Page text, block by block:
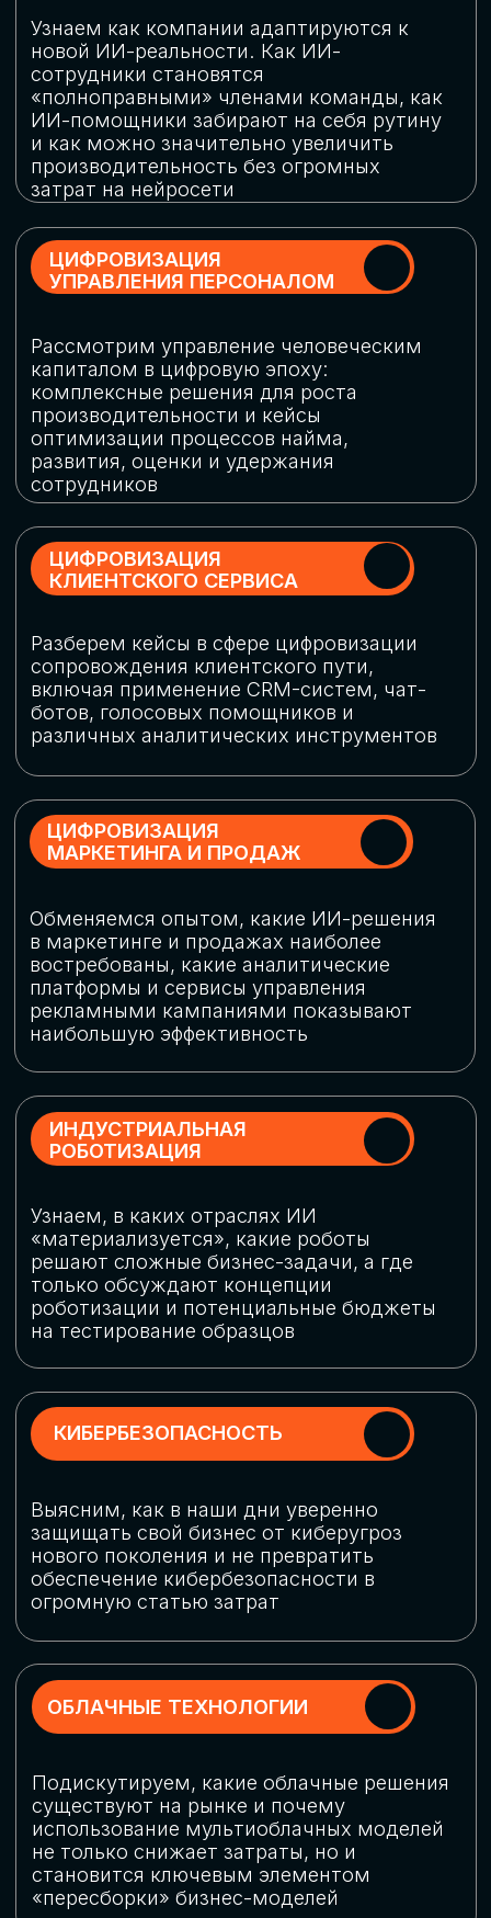
огромную статью затрат
ОБЛАЧНЫЕ ТЕХНОЛОГИИ
Подискутируем, какие облачные решения
существуют на рынке и почему
использование мультиоблачных моделей
не только снижает затраты, но и
«пересборки» бизнес-моделей
СКАЧАТЬ
ПРОГРАММУ
КОНФЕРЕНЦИИ
Оставьте заявку, мы направим вам
программу конференции
СКАЧАТЬ ПРОГРАММУ
СПИКЕРЫ
СТАТЬ СПИКЕРОМ
В конференции участвовали более 120 спикеров